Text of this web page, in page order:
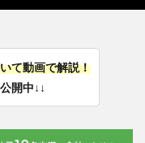
て動画で解説！
開中↓↓